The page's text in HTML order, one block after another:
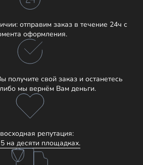
отправим заказ в течение 24ч с
оформления.
получите свой заказ и останетесь
мы вернём Вам деньги.
репутация:
на десяти площадках.